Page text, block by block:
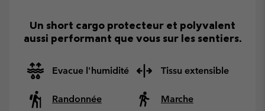
Un short cargo protecteur et polyvalent
aussi performant que vous sur les sentiers.
Evacue l'humidité Tissu extensible
Randonnée Marche